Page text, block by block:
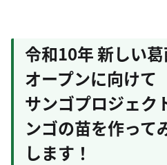
令和10年 新しい
オープンに向けて
サンゴプロジェク
ンゴの苗を作って
します！